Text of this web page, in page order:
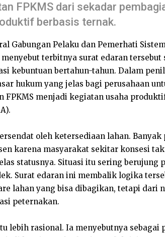
FPKMS dari sekadar
berbasis ternak.
Gabungan Pelaku dan Pemerhati
menyebut terbitnya surat edaran tersebut
kebuntuan bertahun-tahun. Dalam
hukum yang jelas bagi perusahaan
FPKMS menjadi kegiatan usaha
oleh ketersediaan lahan. Banyak
karena masyarakat sekitar konsesi
statusnya. Situasi itu sering berujung
Surat edaran ini membalik logika
lahan yang bisa dibagikan, tetapi dari
peternakan.
lebih rasional. Ia menyebutnya sebagai